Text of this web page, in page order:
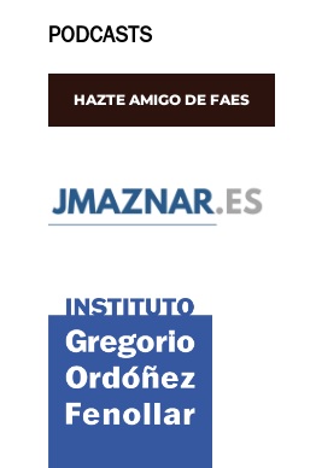
PODCASTS
HAZTE AMIGO DE FAES